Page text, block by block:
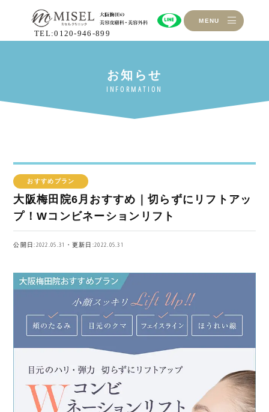
TEL:0120-946-899
MENU
おすすめプラン
大阪梅田院6月おすすめ｜切らずにリフトアッ
プ！Wコンビネーションリフト
公開日:2022.05.31・更新日:2022.05.31